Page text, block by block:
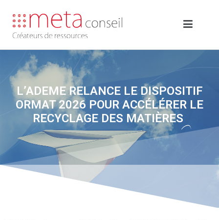
L’ADEME RELANCE LE DISPOSITIF
ORMAT 2026 POUR ACCÉLÉRER LE
RECYCLAGE DES MATIÈRES